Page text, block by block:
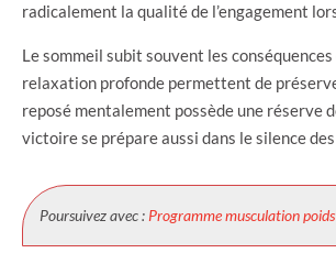
radicalement la qualité de l’engagement
Le sommeil subit souvent les
relaxation profonde permettent de
reposé mentalement possède une réserve
victoire se prépare aussi dans le silence
Poursuivez avec : Programme musculation